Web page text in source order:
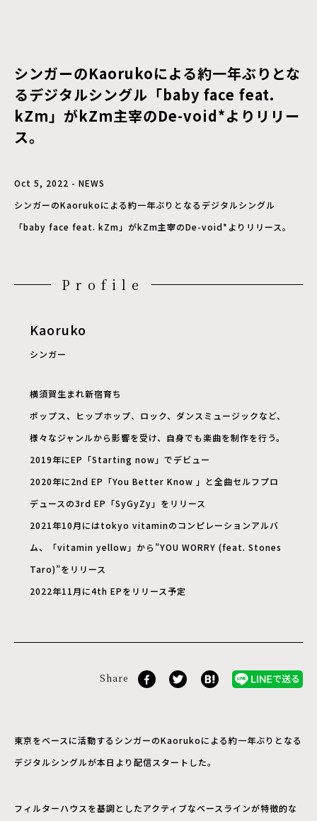
シンガーのKaorukoによる約一年ぶりとな
るデジタルシングル「baby face feat.
kZm」がkZm主宰のDe-void*よりリリー
ス。
Oct 5, 2022 - NEWS
シンガーのKaorukoによる約一年ぶりとなるデジタルシングル
「baby face feat. kZm」がkZm主宰のDe-void*よりリリース。
Profile
Kaoruko
シンガー
横須賀生まれ新宿育ち
ポップス、ヒップホップ、ロック、ダンスミュージックなど、
様々なジャンルから影響を受け、自身でも楽曲を制作を行う。
2019年にEP「Starting now」でデビュー
2020年に2nd EP「You Better Know 」と全曲セルフプロ
デュースの3rd EP「SyGyZy」をリリース
2021年10月にはtokyo vitaminのコンピレーションアルバ
ム、「vitamin yellow」から”YOU WORRY (feat. Stones
Taro)”をリリース
2022年11月に4th EPをリリース予定
Share
東京をベースに活動するシンガーのKaorukoによる約一年ぶりとなる
デジタルシングルが本日より配信スタートした。
フィルターハウスを基調としたアクティブなベースラインが特徴的な